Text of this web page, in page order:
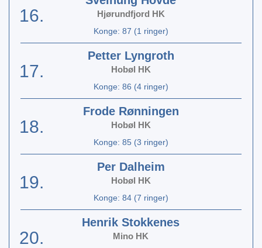
16. Hjørundfjord HK
Konge: 87 (1 ringer)
17.
Petter Lyngroth
Hobøl HK
Konge: 86 (4 ringer)
18.
Frode Rønningen
Hobøl HK
Konge: 85 (3 ringer)
19.
Per Dalheim
Hobøl HK
Konge: 84 (7 ringer)
20.
Henrik Stokkenes
Mino HK